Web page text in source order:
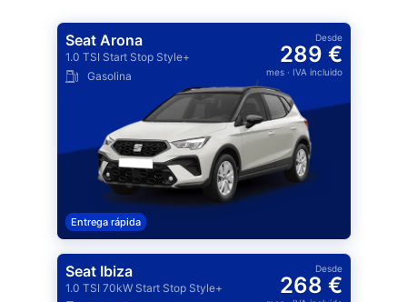
Seat Arona
1.0 TSI Start Stop Style+
Gasolina
Desde
289 €
mes· IVA incluido
Entrega rápida
Seat Ibiza
1.0 TSI 70kW Start Stop Style+
Desde
268 €